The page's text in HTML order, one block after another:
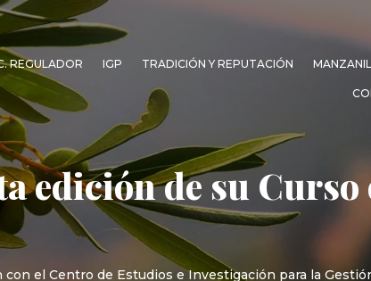
REGULADOR IGP TRADICIÓN Y REPUTACIÓN
edición de su Curso
el Centro de Estudios e Investigación para la